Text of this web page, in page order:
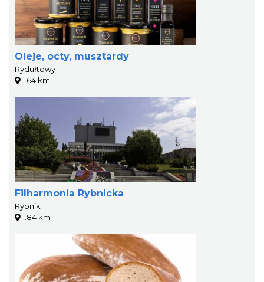
Oleje, octy, musztardy
Rydułtowy
1.64 km
Filharmonia Rybnicka
Rybnik
1.84 km